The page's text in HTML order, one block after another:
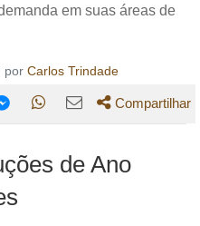
em suas áreas de
por Carlos Trindade
esta
publicação
esta esta
Compartilhar
de Ano